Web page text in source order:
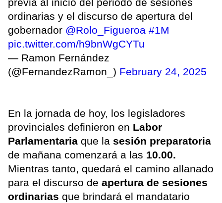
previa al inicio del periodo de sesiones
ordinarias y el discurso de apertura del
gobernador @Rolo_Figueroa #1M
pic.twitter.com/h9bnWgCYTu
— Ramon Fernández
(@FernandezRamon_) February 24, 2025
En la jornada de hoy, los legisladores
provinciales definieron en Labor
Parlamentaria que la sesión preparatoria
de mañana comenzará a las 10.00.
Mientras tanto, quedará el camino allanado
para el discurso de apertura de sesiones
ordinarias que brindará el mandatario